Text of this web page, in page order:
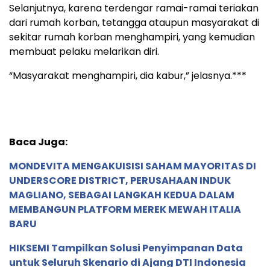
Selanjutnya, karena terdengar ramai-ramai teriakan
dari rumah korban, tetangga ataupun masyarakat di
sekitar rumah korban menghampiri, yang kemudian
membuat pelaku melarikan diri.
“Masyarakat menghampiri, dia kabur,” jelasnya.***
Baca Juga:
MONDEVITA MENGAKUISISI SAHAM MAYORITAS DI
UNDERSCORE DISTRICT, PERUSAHAAN INDUK
MAGLIANO, SEBAGAI LANGKAH KEDUA DALAM
MEMBANGUN PLATFORM MEREK MEWAH ITALIA
BARU
HIKSEMI Tampilkan Solusi Penyimpanan Data
untuk Seluruh Skenario di Ajang DTI Indonesia